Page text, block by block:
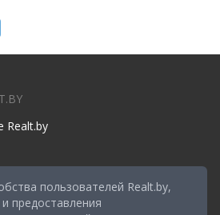
пользователей Realt.by,
предоставления
Realt.by